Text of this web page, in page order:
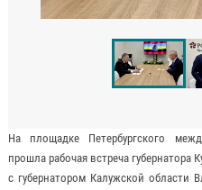
На площадке Петербургского
прошла рабочая встреча губернатора
с губернатором Калужской